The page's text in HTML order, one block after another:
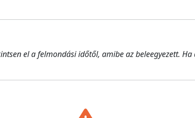
el a felmondási időtől, amibe az beleegyezett.